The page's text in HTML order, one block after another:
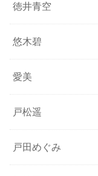
徳井青空
悠木碧
愛美
戸松遥
戸田めぐみ